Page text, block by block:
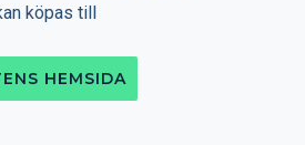
köpas till
HEMSIDA